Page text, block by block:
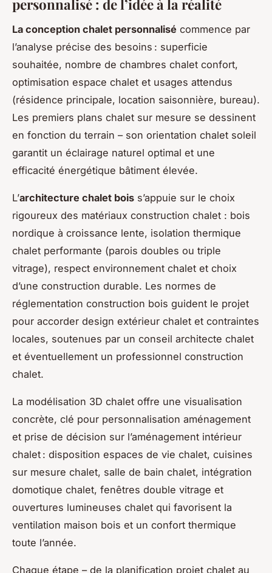
personnalisé : de l’idée à la réalité
La conception chalet personnalisé commence par
l’analyse précise des besoins : superficie
souhaitée, nombre de chambres chalet confort,
optimisation espace chalet et usages attendus
(résidence principale, location saisonnière, bureau).
Les premiers plans chalet sur mesure se dessinent
en fonction du terrain – son orientation chalet soleil
garantit un éclairage naturel optimal et une
efficacité énergétique bâtiment élevée.
L’architecture chalet bois s’appuie sur le choix
rigoureux des matériaux construction chalet : bois
nordique à croissance lente, isolation thermique
chalet performante (parois doubles ou triple
vitrage), respect environnement chalet et choix
d’une construction durable. Les normes de
réglementation construction bois guident le projet
pour accorder design extérieur chalet et contraintes
locales, soutenues par un conseil architecte chalet
et éventuellement un professionnel construction
chalet.
La modélisation 3D chalet offre une visualisation
concrète, clé pour personnalisation aménagement
et prise de décision sur l’aménagement intérieur
chalet : disposition espaces de vie chalet, cuisines
sur mesure chalet, salle de bain chalet, intégration
domotique chalet, fenêtres double vitrage et
ouvertures lumineuses chalet qui favorisent la
ventilation maison bois et un confort thermique
toute l’année.
Chaque étape – de la planification projet chalet au